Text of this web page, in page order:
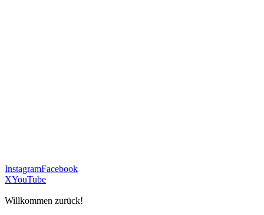
InstagramFacebook
XYouTube
Willkommen zurück!